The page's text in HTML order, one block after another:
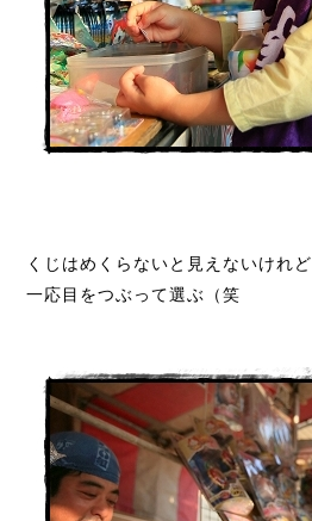
くじはめくらないと見えないけれど
一応目をつぶって選ぶ（笑